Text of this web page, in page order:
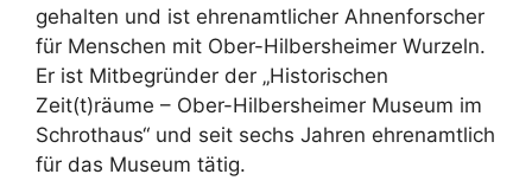
gehalten und ist ehrenamtlicher Ahnenforscher
für Menschen mit Ober-Hilbersheimer Wurzeln.
Er ist Mitbegründer der „Historischen
Zeit(t)räume – Ober-Hilbersheimer Museum im
Schrothaus“ und seit sechs Jahren ehrenamtlich
für das Museum tätig.